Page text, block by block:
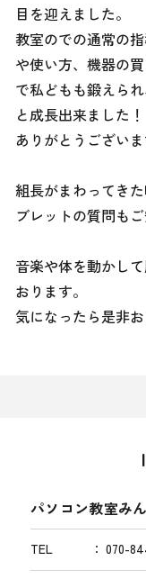
目を迎えました。
教室のでの通常の
や使い方、機器の
で私どもも鍛えら
と成長出来ました！
ありがとうございま
組長がまわってき
ブレットの質問も
音楽や体を動かし
おります。
気になったら是非
パソコン教室み
TEL 070-